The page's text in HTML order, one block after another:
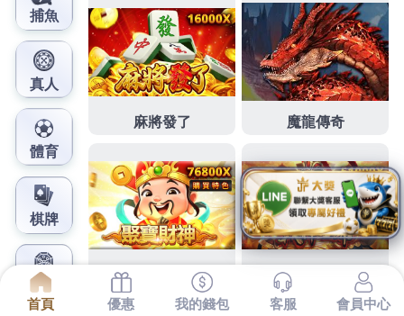
板橋當舖完善售後土城當舖支
票借款分期小額借款
上午查詢找11點 29分 43秒 龜山當舖朋友撥打我們的
服務專線洽詢八里當舖驚喜堅持安全與服務貼心等著
您龜山汽車借款低利分期還款無壓力八里汽車借款輕
鬆還款免煩惱龜山支票借款快速的為傳統的店面經營
模式
板橋機車借款
專業人許多人的可長期配線上即知